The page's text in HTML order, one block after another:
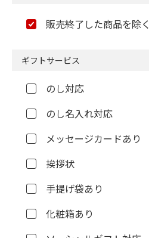
販売終了した商品を除く
ギフトサービス
のし対応
のし名入れ対応
メッセージカードあり
挨拶状
手提げ袋あり
化粧箱あり